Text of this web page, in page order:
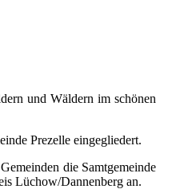
und Wäldern im schönen
Prezelle eingegliedert.
die Samtgemeinde
Lüchow/Dannenberg an.